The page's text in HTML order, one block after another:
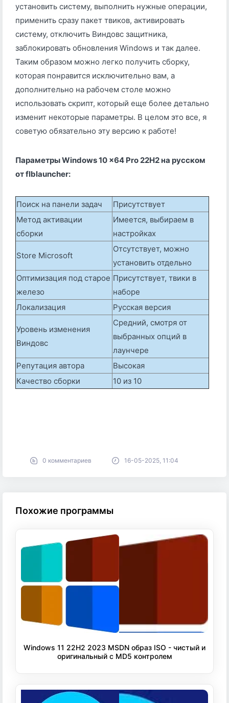
установить систему, выполнить нужные операции,
применить сразу пакет твиков, активировать
систему, отключить Виндовс защитника,
заблокировать обновления Windows и так далее.
Таким образом можно легко получить сборку,
которая понравится исключительно вам, а
дополнительно на рабочем столе можно
использовать скрипт, который еще более детально
изменит некоторые параметры. В целом это все, я
советую обязательно эту версию к работе!
Параметры Windows 10 x64 Pro 22H2 на русском
от flblauncher:
Поиск на панели задач
Присутствует
Метод активации
сборки
Имеется, выбираем в
настройках
Store Microsoft
Отсутствует, можно
установить отдельно
Оптимизация под старое
железо
Присутствует, твики в
наборе
Локализация
Русская версия
Уровень изменения
Виндовс
Средний, смотря от
выбранных опций в
лаунчере
Репутация автора
Высокая
Качество сборки
10 из 10
0 комментариев 16-05-2025, 11:04
Похожие программы
Windows 11 22H2 2023 MSDN образ ISO - чистый и
оригинальный с MD5 контролем